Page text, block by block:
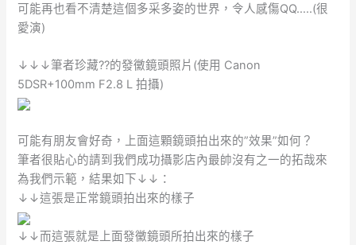
可能再也看不清楚這個多采多姿的世界，令人感傷QQ…..(很
愛演)
↓↓↓筆者珍藏??的發黴鏡頭照片(使用 Canon
5DSR+100mm F2.8 L 拍攝)
可能有朋友會好奇，上面這顆鏡頭拍出來的”效果”如何？
筆者很貼心的請到我們成功攝影店內最帥沒有之一的拓哉來
為我們示範，結果如下↓↓：
↓↓這張是正常鏡頭拍出來的樣子
↓↓而這張就是上面發黴鏡頭所拍出來的樣子